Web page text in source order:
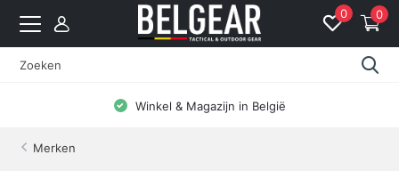
0 0
Winkel & Magazijn in België
Merken